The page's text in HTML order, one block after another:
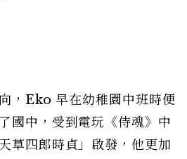
，Eko 早在幼稚園中班時便
國中，受到電玩《侍魂》中
草四郎時貞」啟發，他更加